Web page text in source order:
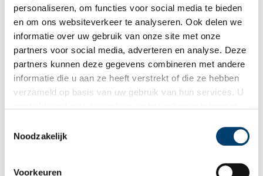
personaliseren, om functies voor social media te bieden
en om ons websiteverkeer te analyseren. Ook delen we
informatie over uw gebruik van onze site met onze
partners voor social media, adverteren en analyse. Deze
partners kunnen deze gegevens combineren met andere
informatie die u aan ze heeft verstrekt of die ze hebben
verzameld op basis van uw gebruik van hun services. U
Noodzakelijk
Voorkeuren
Het volledige artikel van Angelique van der Pol (journalist en
onderzoeker bijVerhalenschat ) is in het aprilnummer vanOns
Amsterdamte lezen.
Publicatiedatum: 08/03/2018
Ontvang de nieuwsbrief
laatste erfgoednieuws? Schrijf u dan nu in voor onze